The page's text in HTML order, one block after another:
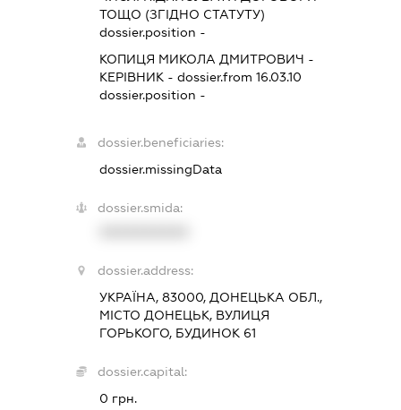
ТОЩО (ЗГІДНО СТАТУТУ)
dossier.position -
КОПИЦЯ МИКОЛА ДМИТРОВИЧ -
КЕРІВНИК - dossier.from 16.03.10
dossier.position -
dossier.beneficiaries:
dossier.missingData
dossier.smida:
dossier.address:
УКРАЇНА, 83000, ДОНЕЦЬКА ОБЛ.,
МІСТО ДОНЕЦЬК, ВУЛИЦЯ
ГОРЬКОГО, БУДИНОК 61
dossier.capital:
0 грн.